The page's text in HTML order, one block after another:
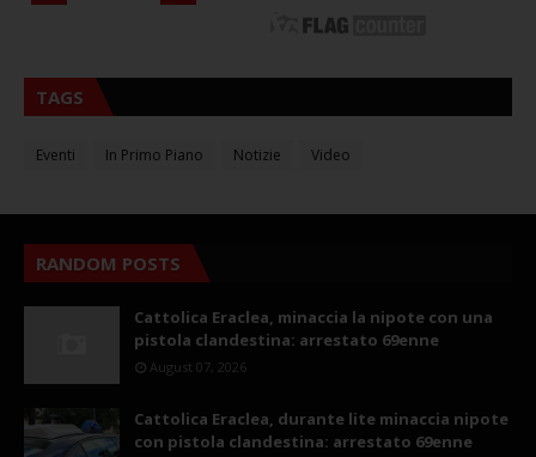
TAGS
Eventi In Primo Piano Notizie Video
RANDOM POSTS
Cattolica Eraclea, minaccia la nipote con una
pistola clandestina: arrestato 69enne
August 07, 2026
Cattolica Eraclea, durante lite minaccia nipote
con pistola clandestina: arrestato 69enne